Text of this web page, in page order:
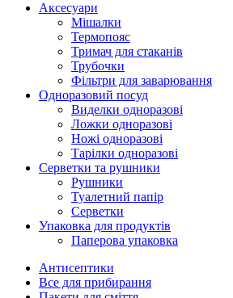
Аксесуари
Мішалки
Термопояс
Тримач для стаканів
Трубочки
Фільтри для заварювання
Одноразовий посуд
Виделки одноразові
Ложки одноразові
Ножі одноразові
Тарілки одноразові
Серветки та рушники
Рушники
Туалетний папір
Серветки
Упаковка для продуктів
Паперова упаковка
Антисептики
Все для прибирання